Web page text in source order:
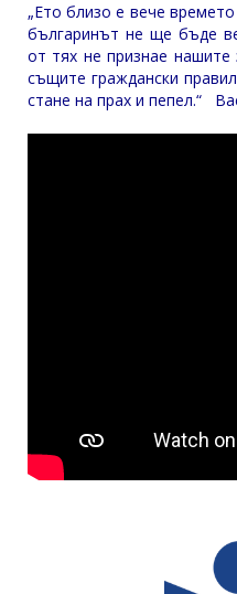
„Ето близо е вече
българинът не ще бъде
от тях не признае
същите граждански
стане на прах и пепел.“